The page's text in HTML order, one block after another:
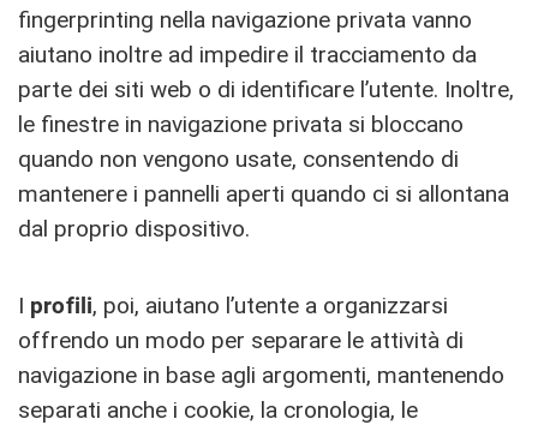
fingerprinting nella navigazione privata vanno
aiutano inoltre ad impedire il tracciamento da
parte dei siti web o di identificare l’utente. Inoltre,
le finestre in navigazione privata si bloccano
quando non vengono usate, consentendo di
mantenere i pannelli aperti quando ci si allontana
dal proprio dispositivo.
I profili, poi, aiutano l’utente a organizzarsi
offrendo un modo per separare le attività di
navigazione in base agli argomenti, mantenendo
separati anche i cookie, la cronologia, le